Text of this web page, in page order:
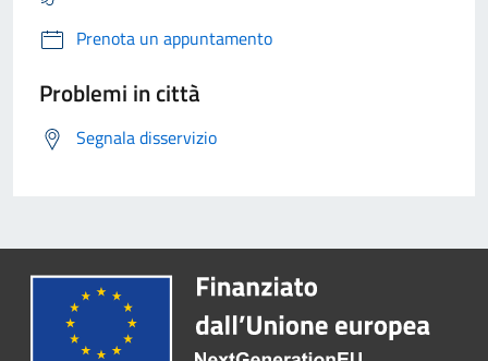
Prenota un appuntamento
Problemi in città
Segnala disservizio